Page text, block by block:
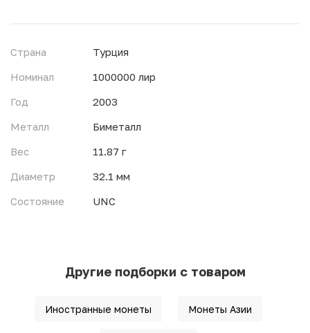
Страна
Турция
Номинал
1000000 лир
Год
2003
Металл
Биметалл
Вес
11.87 г
Диаметр
32.1 мм
Состояние
UNC
Другие подборки с товаром
Иностранные монеты Монеты Азии